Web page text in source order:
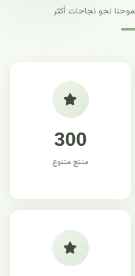
نحو نجاحات أكثر
300
منتج متنوع